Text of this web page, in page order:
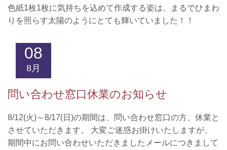
色紙1枚1枚に気持ちを込めて作成する姿は、まるでひまわ
りを照らす太陽のようにとても輝いていました！！
08
8月
問い合わせ窓口休業のお知らせ
8/12(火)～8/17(日)の期間は、問い合わせ窓口の方、休業と
させていただきます。 大変ご迷惑お掛けいたしますが、
期間中にお問い合わせいただきましたメールにつきまして